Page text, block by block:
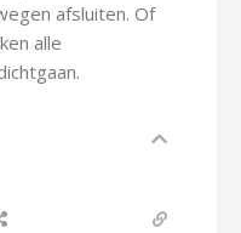
afsluiten. Of
alle